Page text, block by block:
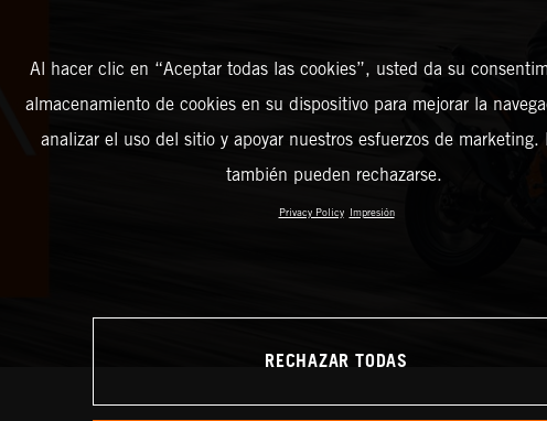
Al hacer clic en “Aceptar todas las cookies”, usted da su
almacenamiento de cookies en su dispositivo para mejorar la
analizar el uso del sitio y apoyar nuestros esfuerzos de marketing.
también pueden rechazarse.
Privacy Policy Impresión
RECHAZAR TODAS